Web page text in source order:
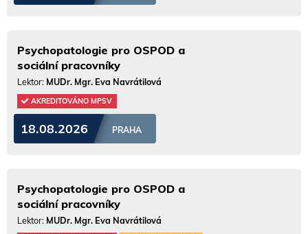
Psychopatologie pro OSPOD a
sociální pracovníky
Lektor: MUDr. Mgr. Eva Navrátilová
AKREDITOVÁNO MPSV
18.08.2026 PRAHA
Psychopatologie pro OSPOD a
sociální pracovníky
Lektor: MUDr. Mgr. Eva Navrátilová